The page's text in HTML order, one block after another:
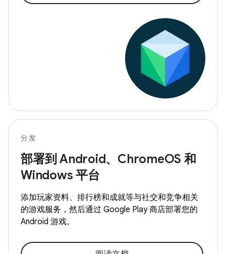
分发
部署到 Android、ChromeOS 和
Windows 平台
添加玩家资料、排行榜和成就等与社交和竞争相关
的游戏服务，然后通过 Google Play 商店部署您的
Android 游戏。